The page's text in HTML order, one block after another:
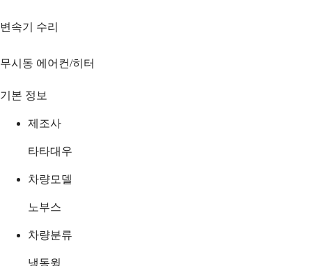
변속기 수리
무시동 에어컨/히터
기본 정보
제조사
타타대우
차량모델
노부스
차량분류
냉동윙